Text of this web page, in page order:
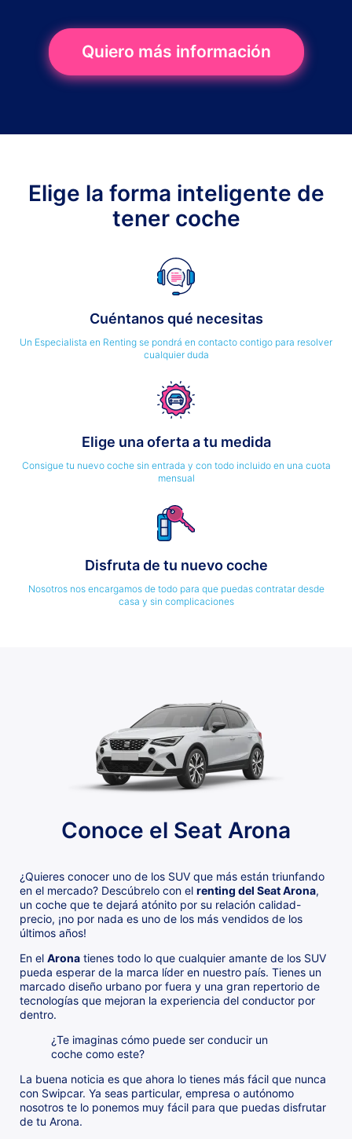
Quiero más información
Elige la forma inteligente de
tener coche
Cuéntanos qué necesitas
Un Especialista en Renting se pondrá en contacto contigo para resolver
cualquier duda
Elige una oferta a tu medida
Consigue tu nuevo coche sin entrada y con todo incluido en una cuota
mensual
Disfruta de tu nuevo coche
Nosotros nos encargamos de todo para que puedas contratar desde
casa y sin complicaciones
Conoce el Seat Arona
¿Quieres conocer uno de los SUV que más están triunfando
en el mercado? Descúbrelo con el renting del Seat Arona,
un coche que te dejará atónito por su relación calidad-
precio, ¡no por nada es uno de los más vendidos de los
últimos años!
En el Arona tienes todo lo que cualquier amante de los SUV
pueda esperar de la marca líder en nuestro país. Tienes un
marcado diseño urbano por fuera y una gran repertorio de
tecnologías que mejoran la experiencia del conductor por
dentro.
¿Te imaginas cómo puede ser conducir un
coche como este?
La buena noticia es que ahora lo tienes más fácil que nunca
con Swipcar. Ya seas particular, empresa o autónomo
nosotros te lo ponemos muy fácil para que puedas disfrutar
de tu Arona.